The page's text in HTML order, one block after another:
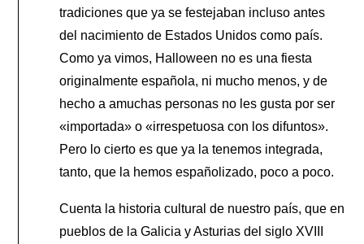
tradiciones que ya se festejaban incluso antes
del nacimiento de Estados Unidos como país.
Como ya vimos, Halloween no es una fiesta
originalmente española, ni mucho menos, y de
hecho a amuchas personas no les gusta por ser
«importada» o «irrespetuosa con los difuntos».
Pero lo cierto es que ya la tenemos integrada,
tanto, que la hemos españolizado, poco a poco.
Cuenta la historia cultural de nuestro país, que en
pueblos de la Galicia y Asturias del siglo XVIII